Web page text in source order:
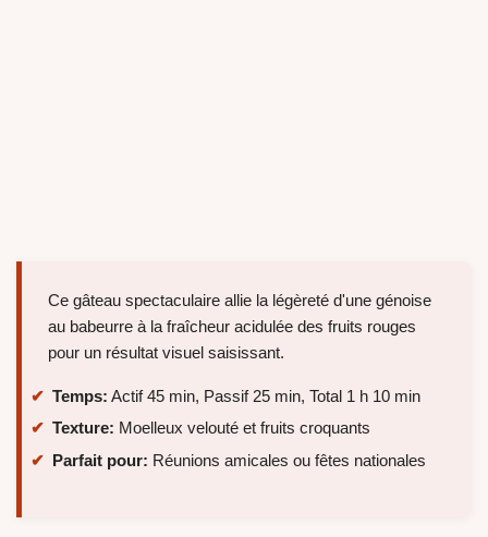
Ce gâteau spectaculaire allie la légèreté d'une génoise
au babeurre à la fraîcheur acidulée des fruits rouges
pour un résultat visuel saisissant.
Temps: Actif 45 min, Passif 25 min, Total 1 h 10 min
Texture: Moelleux velouté et fruits croquants
Parfait pour: Réunions amicales ou fêtes nationales